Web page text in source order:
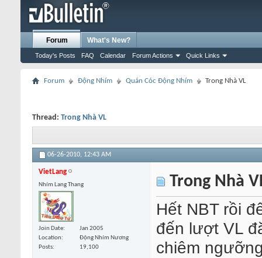
Forum
Today's Posts FAQ Calendar Forum Actions Quick Links
What's New?
Forum Động Nhím Quán Cóc Động Nhím Trong Nhà VL
Thread: Trong Nhà VL
06-26-2010, 12:43 AM
VietLang
Nhím Lang Thang
Join Date
Jan 2005
Location
Động Nhím Nương
Posts
19,100
Trong Nhà
Hết NBT rồi
đến lượt VL
chiêm